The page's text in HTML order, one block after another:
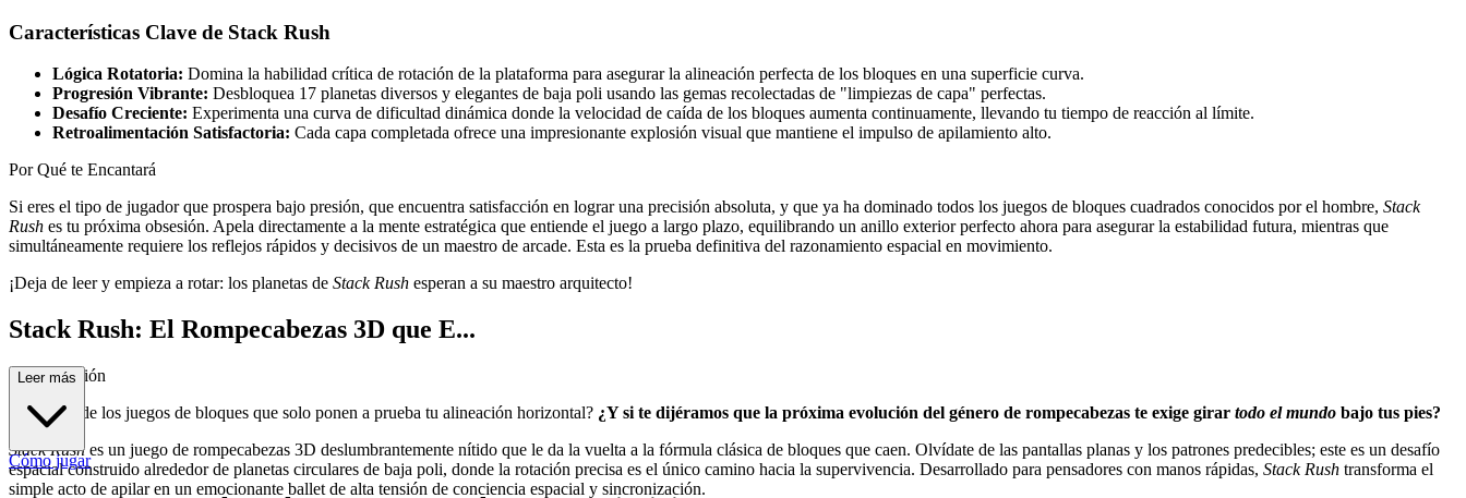
Características Clave de Stack Rush
Lógica Rotatoria: Domina la habilidad crítica de rotación de la plataforma para asegurar la alineación perfecta de los bloques en una superficie curva.
Progresión Vibrante: Desbloquea 17 planetas diversos y elegantes de baja poli usando las gemas recolectadas de "limpiezas de capa" perfectas.
Desafío Creciente: Experimenta una curva de dificultad dinámica donde la velocidad de caída de los bloques aumenta continuamente, llevando tu tiempo de reacción al límite.
Retroalimentación Satisfactoria: Cada capa completada ofrece una impresionante explosión visual que mantiene el impulso de apilamiento alto.
Por Qué te Encantará
Si eres el tipo de jugador que prospera bajo presión, que encuentra satisfacción en lograr una precisión absoluta, y que ya ha dominado todos los juegos de bloques cuadrados conocidos por el hombre, Stack
Rush es tu próxima obsesión. Apela directamente a la mente estratégica que entiende el juego a largo plazo, equilibrando un anillo exterior perfecto ahora para asegurar la estabilidad futura, mientras que
simultáneamente requiere los reflejos rápidos y decisivos de un maestro de arcade. Esta es la prueba definitiva del razonamiento espacial en movimiento.
¡Deja de leer y empieza a rotar: los planetas de Stack Rush esperan a su maestro arquitecto!
Stack Rush: El Rompecabezas 3D que E...
xige Precisión
¿Cansado de los juegos de bloques que solo ponen a prueba tu alineación horizontal? ¿Y si te dijéramos que la próxima evolución del género de rompecabezas te exige girar todo el mundo bajo tus pies?
Stack Rush es un juego de rompecabezas 3D deslumbrantemente nítido que le da la vuelta a la fórmula clásica de bloques que caen. Olvídate de las pantallas planas y los patrones predecibles; este es un desafío
espacial construido alrededor de planetas circulares de baja poli, donde la rotación precisa es el único camino hacia la supervivencia. Desarrollado para pensadores con manos rápidas, Stack Rush transforma el
simple acto de apilar en un emocionante ballet de alta tensión de conciencia espacial y sincronización.
Leer más
Cómo jugar